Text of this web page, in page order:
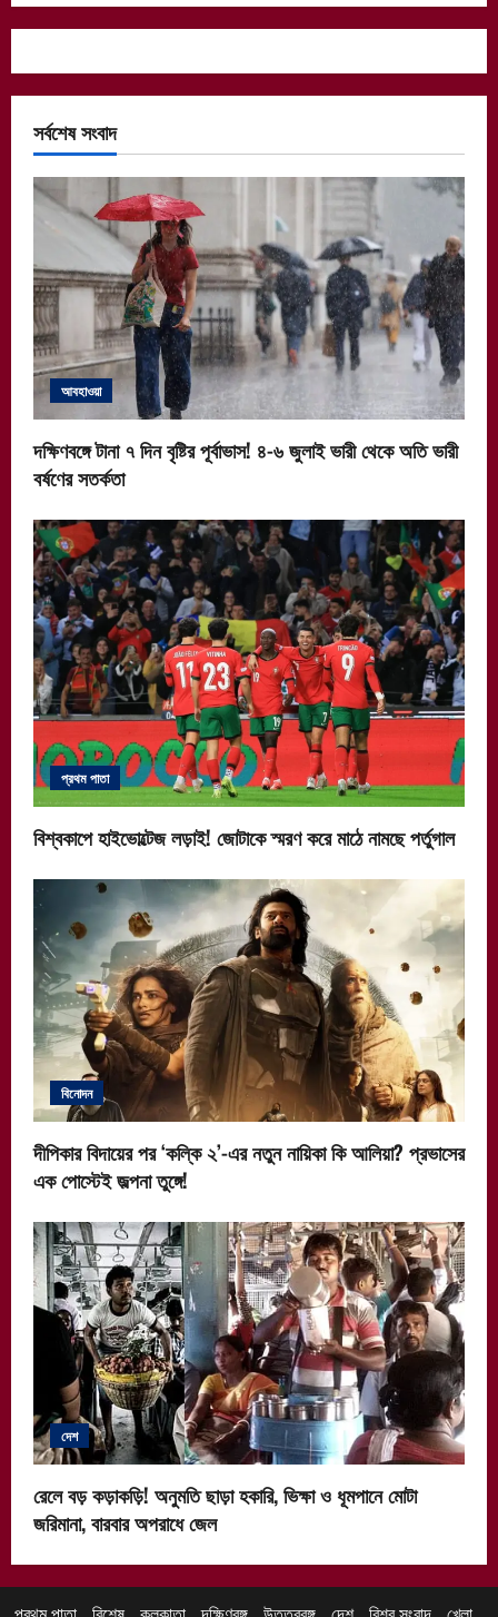
সর্বশেষ সংবাদ
আবহাওয়া
দক্ষিণবঙ্গে টানা ৭ দিন বৃষ্টির পূর্বাভাস! ৪-৬ জুলাই ভারী থেকে অতি ভারী
বর্ষণের সতর্কতা
প্রথম পাতা
বিশ্বকাপে হাইভোল্টেজ লড়াই! জোটাকে স্মরণ করে মাঠে নামছে পর্তুগাল
বিনোদন
দীপিকার বিদায়ের পর ‘কল্কি ২’-এর নতুন নায়িকা কি আলিয়া? প্রভাসের
এক পোস্টেই জল্পনা তুঙ্গে!
দেশ
রেলে বড় কড়াকড়ি! অনুমতি ছাড়া হকারি, ভিক্ষা ও ধূমপানে মোটা
জরিমানা, বারবার অপরাধে জেল